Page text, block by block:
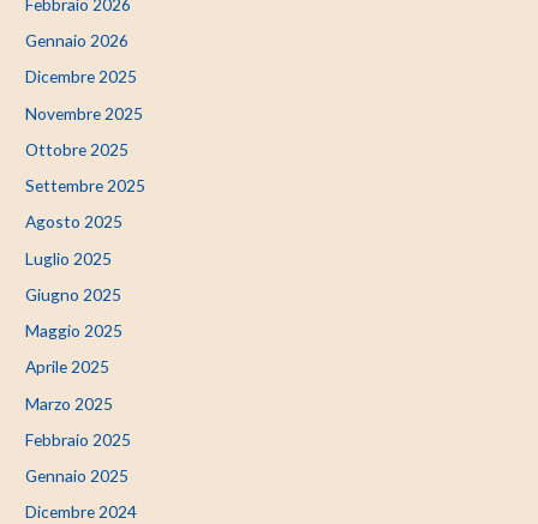
Febbraio 2026
Gennaio 2026
Dicembre 2025
Novembre 2025
Ottobre 2025
Settembre 2025
Agosto 2025
Luglio 2025
Giugno 2025
Maggio 2025
Aprile 2025
Marzo 2025
Febbraio 2025
Gennaio 2025
Dicembre 2024